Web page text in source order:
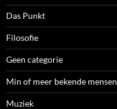
Das Punkt
Filosofie
Geen categorie
Min of meer bekende mensen
Muziek